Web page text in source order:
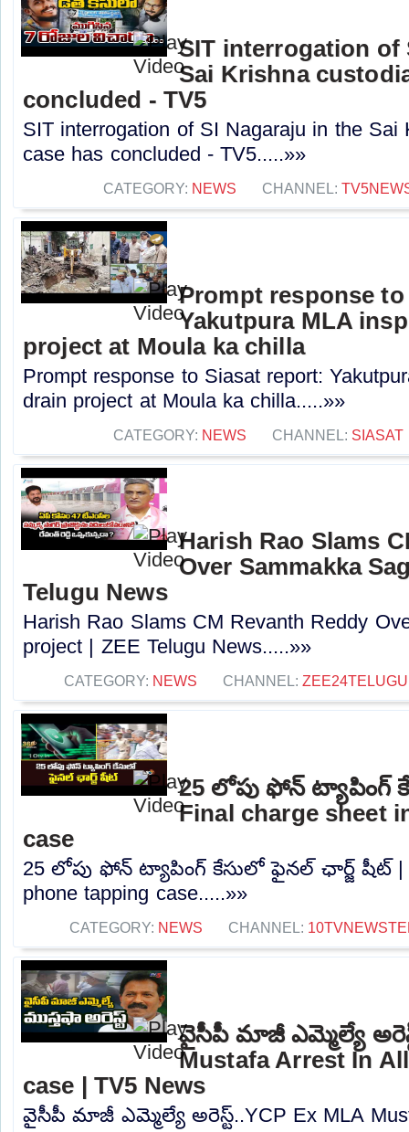
SIT interrogation of
Sai Krishna
concluded - TV5
SIT interrogation of SI Nagaraju in the Sai
case has concluded - TV5.....»»
CATEGORY: NEWS CHANNEL:
Prompt response
Yakutpura MLA
project at Moula ka chilla
Prompt response to Siasat report:
drain project at Moula ka chilla.....»»
CATEGORY: NEWS CHANNEL: SIASAT
Harish Rao Slams
Over Sammakka
Telugu News
Harish Rao Slams CM Revanth Reddy
project | ZEE Telugu News.....»»
CATEGORY: NEWS CHANNEL:
25 లోపు ఫోన్ ట్యాపింగ్
Final charge sheet
case
25 లోపు ఫోన్ ట్యాపింగ్ కేసులో ఫైనల్ ఛార్జ్ షీట్ |
phone tapping case.....»»
CATEGORY: NEWS CHANNEL:
వైసీపీ మాజీ ఎమ్మెల్యే
Mustafa Arrest In
case | TV5 News
వైసీపీ మాజీ ఎమ్మెల్యే అరెస్ట్..YCP Ex MLA